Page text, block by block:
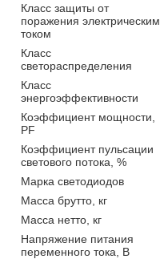
Класс защиты от
поражения электрическим
током
Класс
светораспределения
Класс
энергоэффективности
Коэффициент мощности,
PF
Коэффициент пульсации
светового потока, %
Марка светодиодов
Масса брутто, кг
Масса нетто, кг
Напряжение питания
переменного тока, В